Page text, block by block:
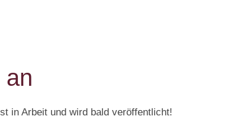
an
in Arbeit und wird bald veröffentlicht!